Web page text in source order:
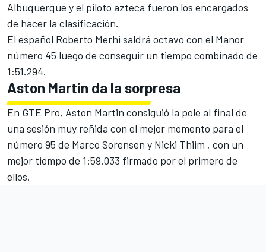
Albuquerque y el piloto azteca fueron los encargados
de hacer la clasificación.
El español Roberto Merhi saldrá octavo con el Manor
número 45 luego de conseguir un tiempo combinado de
1:51.294.
Aston Martin da la sorpresa
En GTE Pro, Aston Martin consiguió la pole al final de
una sesión muy reñida con el mejor momento para el
número 95 de Marco Sorensen y Nicki Thiim , con un
mejor tiempo de 1:59.033 firmado por el primero de
ellos.